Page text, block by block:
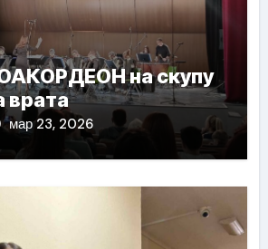
на скупу
врата
мар 23, 2026